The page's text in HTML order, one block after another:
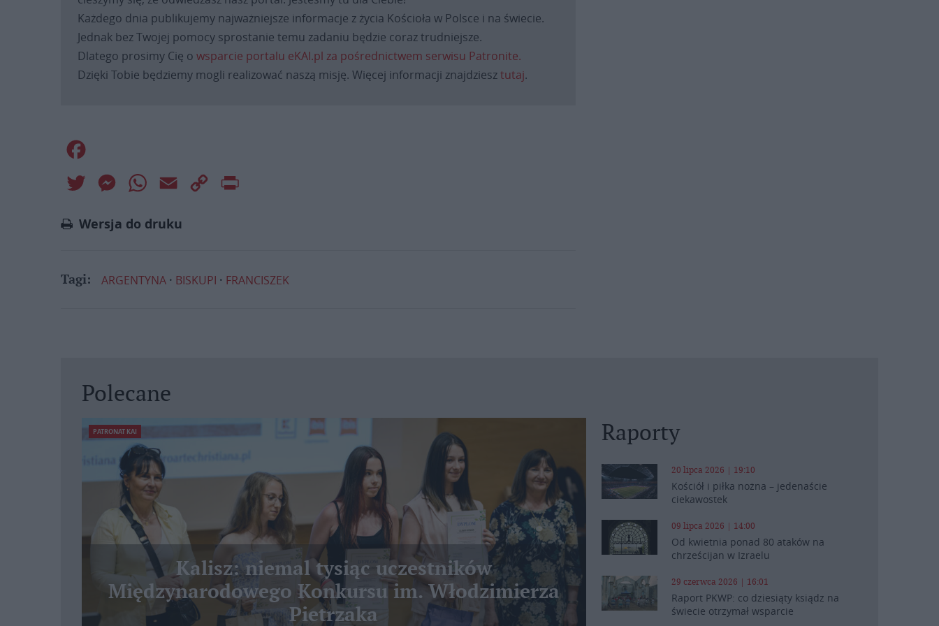
Każdego dnia publikujemy najważniejsze informacje z życia Kościoła w Polsce i na świecie.
Jednak bez Twojej pomocy sprostanie temu zadaniu będzie coraz trudniejsze.
Dlatego prosimy Cię o wsparcie portalu eKAI.pl za pośrednictwem serwisu Patronite.
Dzięki Tobie będziemy mogli realizować naszą misję. Więcej informacji znajdziesztutaj.
Twitter MessengerWhatsApp
Email
Copy
Wersja do druku
Tagi: ARGENTYNA BISKUPI FRANCISZEK
Polecane
PATRONAT KAI
Kalisz: niemal tysiąc uczestników
Międzynarodowego Konkursu im. Włodzimierza
Pietrzaka
Raporty
20 lipca 2026 | 19:10
Kościół i piłka nożna – jedenaście
ciekawostek
09 lipca 2026 | 14:00
Od kwietnia ponad 80 ataków na
chrześcijan w Izraelu
29 czerwca 2026 | 16:01
Raport PKWP: co dziesiąty ksiądz na
świecie otrzymał wsparcie